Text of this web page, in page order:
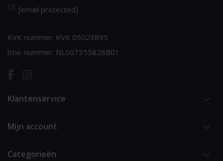
[email protected]
KVK nummer: KVK 05023895
btw-nummer: NL007355828B01
Klantenservice
Mijn account
Categorieën